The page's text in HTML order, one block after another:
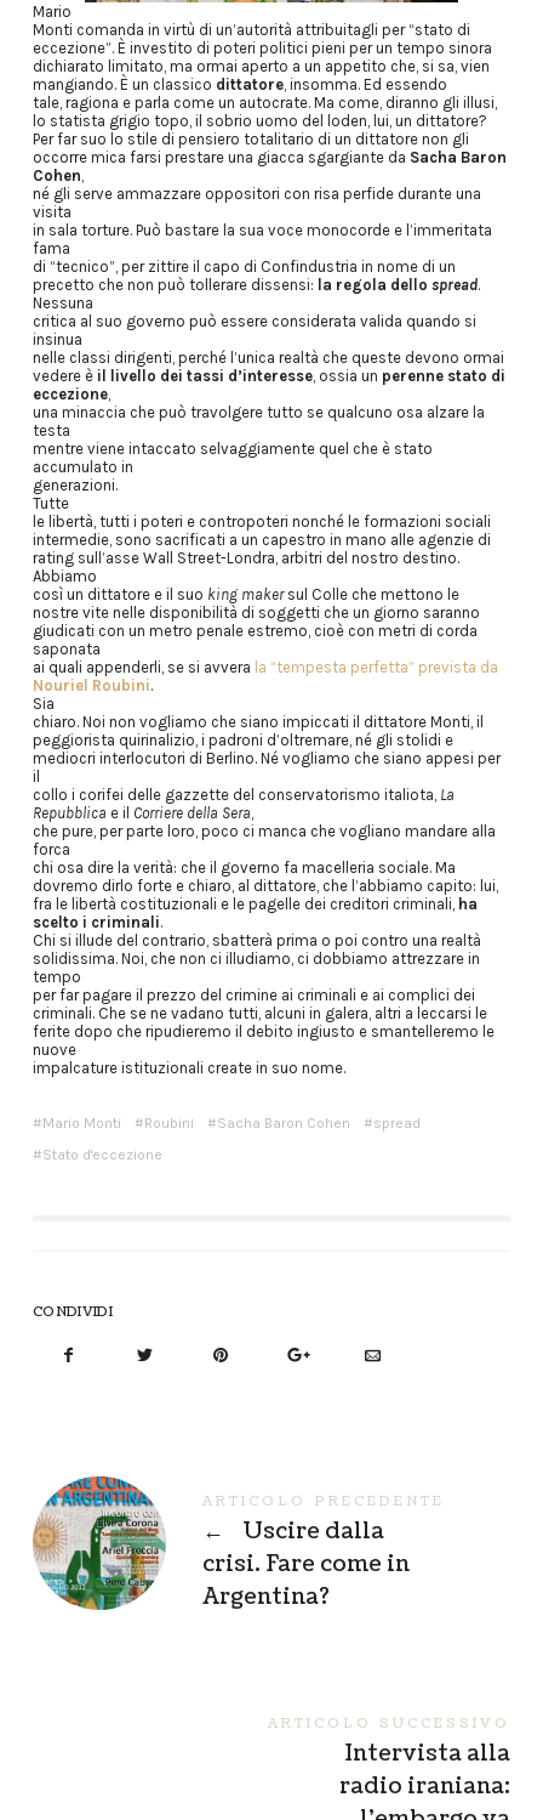
Mario
Monti comanda in virtù di un’autorità attribuitagli per “stato di
eccezione”. È investito di poteri politici pieni per un tempo sinora
dichiarato limitato, ma ormai aperto a un appetito che, si sa, vien
mangiando. È un classico dittatore, insomma. Ed essendo
tale, ragiona e parla come un autocrate. Ma come, diranno gli illusi,
lo statista grigio topo, il sobrio uomo del loden, lui, un dittatore?
Per far suo lo stile di pensiero totalitario di un dittatore non gli
occorre mica farsi prestare una giacca sgargiante da Sacha Baron
Cohen
né gli serve ammazzare oppositori con risa perfide durante una
visita
in sala torture. Può bastare la sua voce monocorde e l’immeritata
fama
di “tecnico”, per zittire il capo di Confindustria in nome di un
precetto che non può tollerare dissensi: la regola dello spread.
Nessuna
critica al suo governo può essere considerata valida quando si
insinua
nelle classi dirigenti, perché l’unica realtà che queste devono ormai
vedere è il livello dei tassi d’interesse, ossia un perenne stato di
eccezione,
una minaccia che può travolgere tutto se qualcuno osa alzare la
testa
mentre viene intaccato selvaggiamente quel che è stato
accumulato in
generazioni.
Tutte
le libertà, tutti i poteri e contropoteri nonché le formazioni sociali
intermedie, sono sacrificati a un capestro in mano alle agenzie di
rating sull’asse Wall Street-Londra, arbitri del nostro destino.
Abbiamo
così un dittatore e il suo king makersul Colle che mettono le
nostre vite nelle disponibilità di soggetti che un giorno saranno
giudicati con un metro penale estremo, cioè con metri di corda
saponata
ai quali appenderli, se si avvera la “tempesta perfetta” prevista da
Nouriel Roubini.
Sia
chiaro. Noi non vogliamo che siano impiccati il dittatore Monti, il
peggiorista quirinalizio, i padroni d’oltremare, né gli stolidi e
mediocri interlocutori di Berlino. Né vogliamo che siano appesi per
il
collo i corifei delle gazzette del conservatorismo italiota, La
Repubblica e il Corriere della Sera
che pure, per parte loro, poco ci manca che vogliano mandare alla
forca
chi osa dire la verità: che il governo fa macelleria sociale. Ma
dovremo dirlo forte e chiaro, al dittatore, che l’abbiamo capito: lui,
fra le libertà costituzionali e le pagelle dei creditori criminali, ha
scelto i criminali.
Chi si illude del contrario, sbatterà prima o poi contro una realtà
solidissima. Noi, che non ci illudiamo, ci dobbiamo attrezzare in
tempo
per far pagare il prezzo del crimine ai criminali e ai complici dei
criminali. Che se ne vadano tutti, alcuni in galera, altri a leccarsi le
ferite dopo che ripudieremo il debito ingiusto e smantelleremo le
nuove
impalcature istituzionali create in suo nome.
Mario Monti Roubini Sacha Baron Cohen
spread
Stato d'eccezione
CONDIVIDI
ARTICOLO PRECEDENTE
←
Uscire dalla
crisi. Fare come in
Argentina?
ARTICOLO SUCCESSIVO
Intervista alla
radio iraniana: